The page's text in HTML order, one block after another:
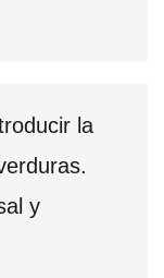
la
y